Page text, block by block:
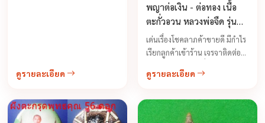
ดูรายละเอียด
พญาต่อเงิน - ต่อทอง เนื้อ
ตะกั่วอวน หลวงพ่อจืด รุ่น
แรก ปี 2543 รุ่นประสบการณ์
เด่นเรื่องโชคลาภค้าขายดี มีกำไร
เรียกลูกค้าเข้าร้าน เจรจาติดต่อ
เรื่องง่ายได้อย่างสบาย อำนาจคุณ
แต่สามารถประจักษ์ได้ ต่อเมื่อมี
ความศรัทธาอย่างแน่วแน่ ท่าน
ดูรายละเอียด